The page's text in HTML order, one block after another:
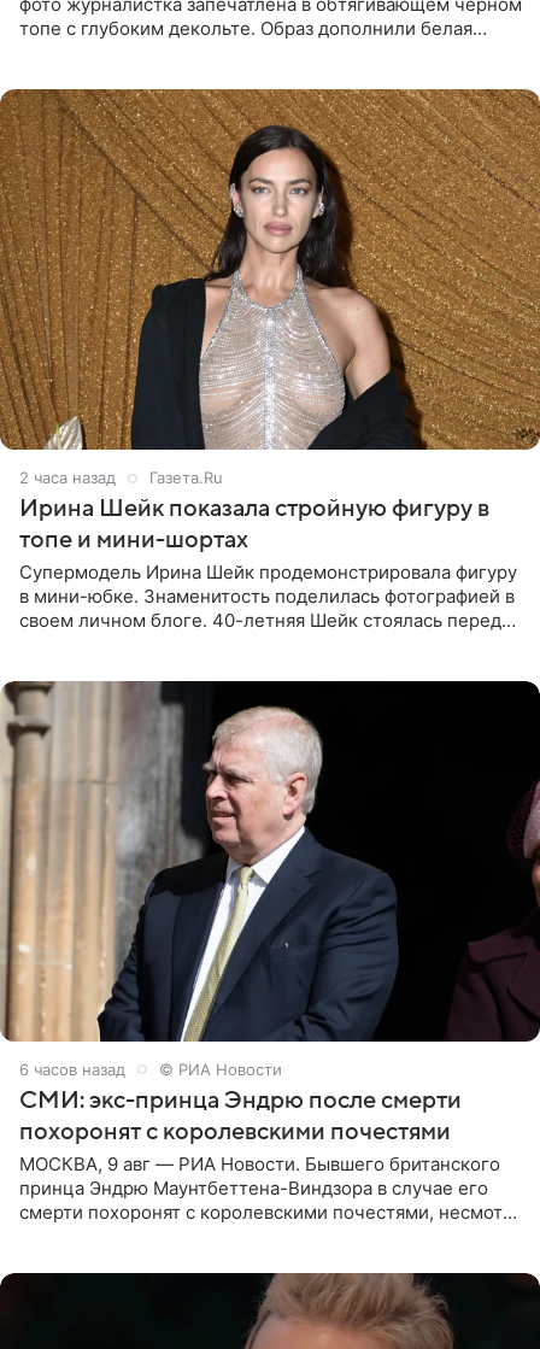
топе с глубоким декольте. Образ дополнили белая
2 часа назад Газета.Ru
Ирина Шейк показала стройную фигуру в
топе и мини-шортах
Супермодель Ирина Шейк продемонстрировала фигуру
в мини-юбке. Знаменитость поделилась фотографией в
своем личном блоге. 40-летняя Шейк стоялась перед
6 часов назад © РИА Новости
СМИ: экс-принца Эндрю после смерти
похоронят с королевскими почестями
МОСКВА, 9 авг — РИА Новости. Бывшего британского
принца Эндрю Маунтбеттена-Виндзора в случае его
смерти похоронят с королевскими почестями, несмотря